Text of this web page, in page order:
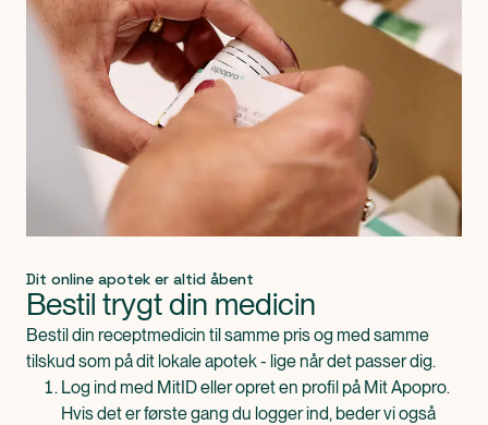
Dit online apotek er altid åbent
Bestil trygt din medicin
Bestil din receptmedicin til samme pris og med samme
tilskud som på dit lokale apotek - lige når det passer dig.
Log ind med MitID eller opret en profil på Mit Apopro.
Hvis det er første gang du logger ind, beder vi også